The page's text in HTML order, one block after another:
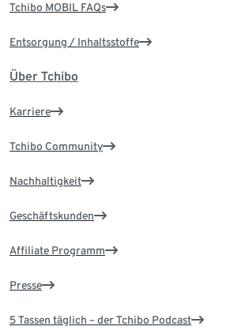
Tchibo MOBIL FAQs
Entsorgung / Inhaltsstoffe
Über Tchibo
Karriere
Tchibo Community
Nachhaltigkeit
Geschäftskunden
Affiliate Programm
Presse
5 Tassen täglich – der Tchibo Podcast